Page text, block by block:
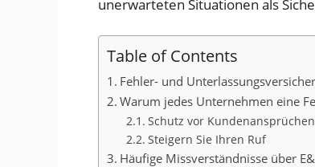
unerwarteten Situationen als
Table of Contents
Fehler- und
Warum jedes Unternehmen eine
Schutz vor Kundenansprüchen
Steigern Sie Ihren Ruf
Häufige Missverständnisse über